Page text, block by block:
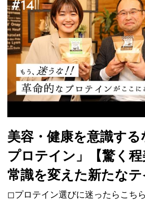
美容・健康を意識する
プロテイン」【驚く程
常識を変えた新たなテ
◻︎プロテイン選びに迷ったらこち